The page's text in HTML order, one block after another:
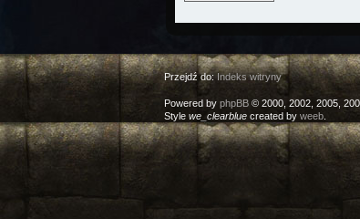
Przejdź do:Indeks witryny
Powered by phpBB© 2000, 2002, 2005,
Style we_clearbluecreated by weeb.